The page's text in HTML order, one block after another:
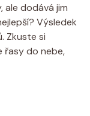
ale dodává jim
Výsledek
Zkuste si
řasy do nebe,